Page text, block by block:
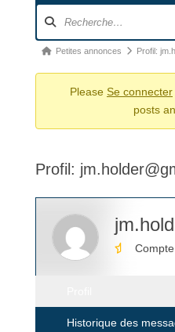
forum
Fil
Vous
ici :
Petites annonces Profil:
Please Se connecter
posts
Profil:
Compte
Historique des